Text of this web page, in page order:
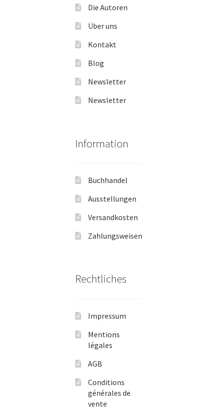
Die Autoren
Über uns
Kontakt
Blog
Newsletter
Newsletter
Information
Buchhandel
Ausstellungen
Versandkosten
Zahlungsweisen
Rechtliches
Impressum
Mentions
légales
AGB
Conditions
générales de
vente